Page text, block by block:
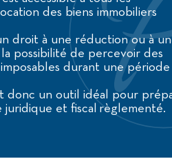
des biens immobiliers
droit à une réduction ou à
possibilité de percevoir des
durant une période
donc un outil idéal pour
juridique et fiscal règlementé.